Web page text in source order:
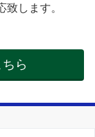
します。
ら